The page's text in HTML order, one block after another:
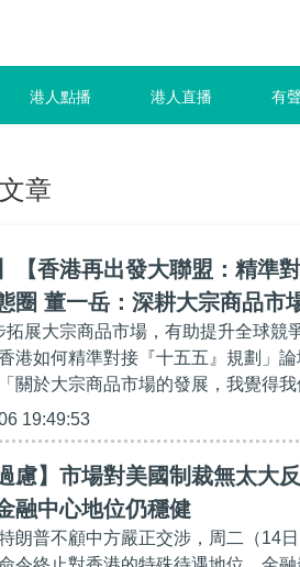
港人點播 港人直播 有
章
【香港再出發大聯盟：精準
圈 董一岳：深耕大宗商品市
拓展大宗商品市場，有助提升全球競
港如何精準對接『十五五』規劃」
關於大宗商品市場的發展，我覺得
19:49:53
慮】市場對美國制裁無太大
融中心地位仍穩健
朗普不顧中方嚴正交涉，周二（14